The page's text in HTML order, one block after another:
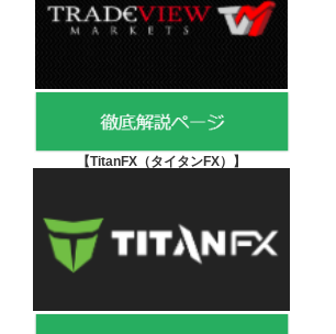
【TitanFX（タイタンFX） 】